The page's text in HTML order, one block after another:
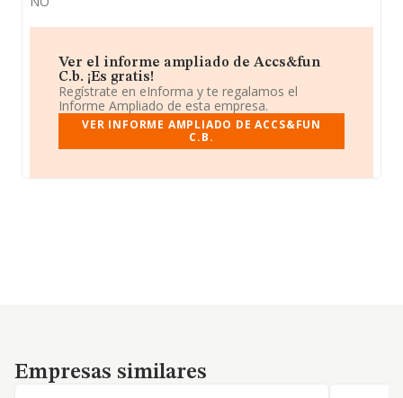
Ver el informe ampliado de Accs&fun
C.b. ¡Es gratis!
Regístrate en eInforma y te regalamos el
Informe Ampliado de esta empresa.
VER INFORME AMPLIADO DE ACCS&FUN
C.B.
Empresas similares
Empresas similares